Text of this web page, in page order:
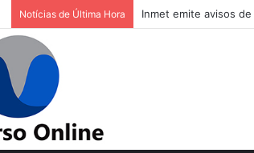
Notícias de Última Hora Inmet emite avisos de